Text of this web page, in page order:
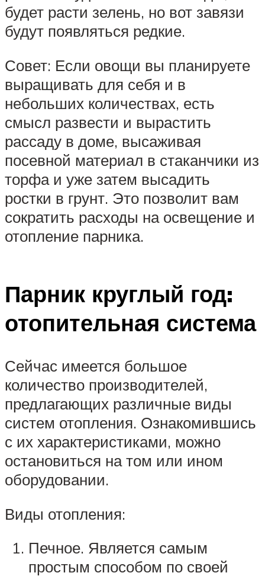
будет расти зелень, но вот завязи
будут появляться редкие.
Совет: Если овощи вы планируете
выращивать для себя и в
небольших количествах, есть
смысл развести и вырастить
рассаду в доме, высаживая
посевной материал в стаканчики из
торфа и уже затем высадить
ростки в грунт. Это позволит вам
сократить расходы на освещение и
отопление парника.
Парник круглый год:
отопительная система
Сейчас имеется большое
количество производителей,
предлагающих различные виды
систем отопления. Ознакомившись
с их характеристиками, можно
остановиться на том или ином
оборудовании.
Виды отопления:
Печное. Является самым
простым способом по своей